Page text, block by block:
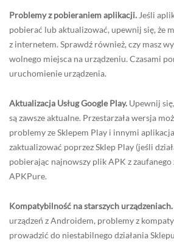
Problemy z pobieraniem aplikacji. Jeśli
pobierać lub aktualizować, upewnij się, że
z internetem. Sprawdź również, czy masz
wolnego miejsca na urządzeniu. Czasami
uruchomienie urządzenia.
Aktualizacja Usług Google Play. Upewnij
są zawsze aktualne. Przestarzała wersja
problemy ze Sklepem Play i innymi
zaktualizować poprzez Sklep Play (jeśli
pobierając najnowszy plik APK z zaufanego
APKPure.
Kompatybilność na starszych urządzeniach.
urządzeń z Androidem, problemy z
prowadzić do niestabilnego działania